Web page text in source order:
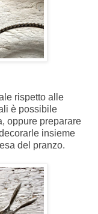
rispetto alle
è possibile
oppure preparare
insieme
del pranzo.